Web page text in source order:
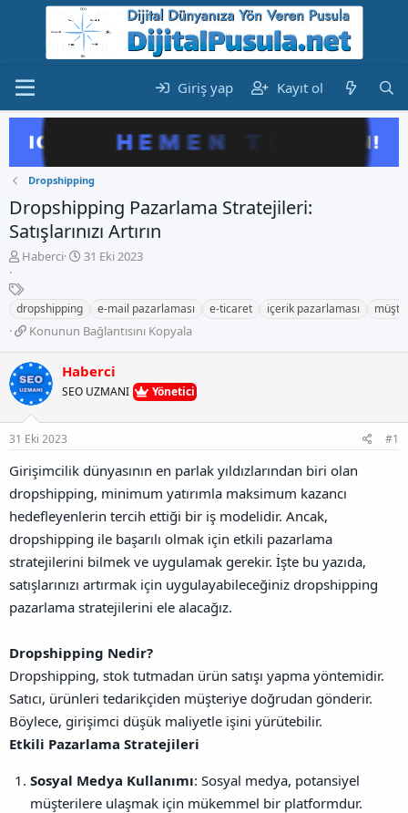
Giriş yap Kayıt ol
Dropshipping
Dropshipping Pazarlama Stratejileri:
Satışlarınızı Artırın
K
n
b
u
y
u
b
a
ş
l
a
a
Haberci
B
n
g
ı
ç
a
h
31 Eki 2023
E
t
i
e
t
l
e
dropshipping e-mail pazarlaması e-ticaret içerik pazarlaması
K
n
u
n
u
B
ğ
l
a
t
ı
ı
n
o
p
a
l
a
Konunun Bağlantısını Kopyala
Haberci
SEO UZMANI Yönetici
31 Eki 2023 #1
Girişimcilik dünyasının en parlak yıldızlarından biri olan
dropshipping, minimum yatırımla maksimum kazancı
hedefleyenlerin tercih ettiği bir iş modelidir. Ancak,
dropshipping ile başarılı olmak için etkili pazarlama
stratejilerini bilmek ve uygulamak gerekir. İşte bu yazıda,
satışlarınızı artırmak için uygulayabileceğiniz dropshipping
pazarlama stratejilerini ele alacağız.
Dropshipping Nedir?
Dropshipping, stok tutmadan ürün satışı yapma yöntemidir.
Satıcı, ürünleri tedarikçiden müşteriye doğrudan gönderir.
Böylece, girişimci düşük maliyetle işini yürütebilir.
Etkili Pazarlama Stratejileri
Sosyal Medya Kullanımı: Sosyal medya, potansiyel
müşterilere ulaşmak için mükemmel bir platformdur.